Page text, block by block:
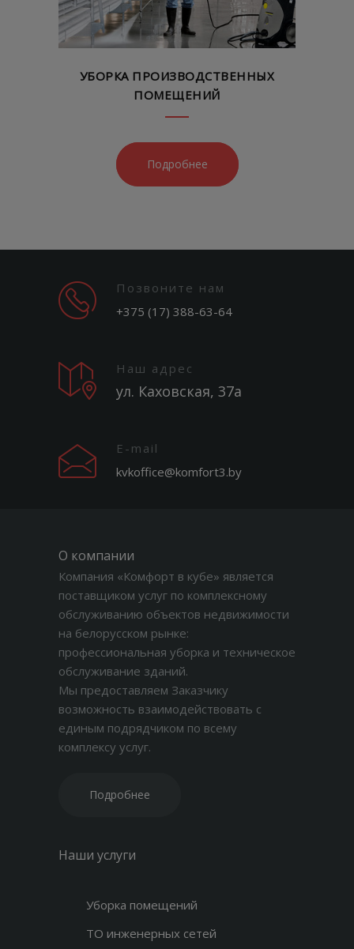
УБОРКА ПРОИЗВОДСТВЕННЫХ
ПОМЕЩЕНИЙ
Подробнее
Позвоните нам
+375 (17) 388-63-64
Наш адрес
ул. Каховская, 37а
E-mail
kvkoffice@komfort3.by
О компании
Компания «Комфорт в кубе» является
поставщиком услуг по комплексному
обслуживанию объектов недвижимости
на белорусском рынке:
профессиональная уборка и техническое
обслуживание зданий.
Мы предоставляем Заказчику
возможность взаимодействовать с
единым подрядчиком по всему
комплексу услуг.
Подробнее
Наши услуги
Уборка помещений
ТО инженерных сетей